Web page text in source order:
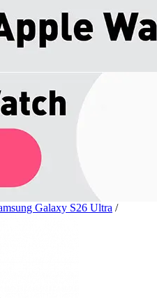
Galaxy S26 Ultra /